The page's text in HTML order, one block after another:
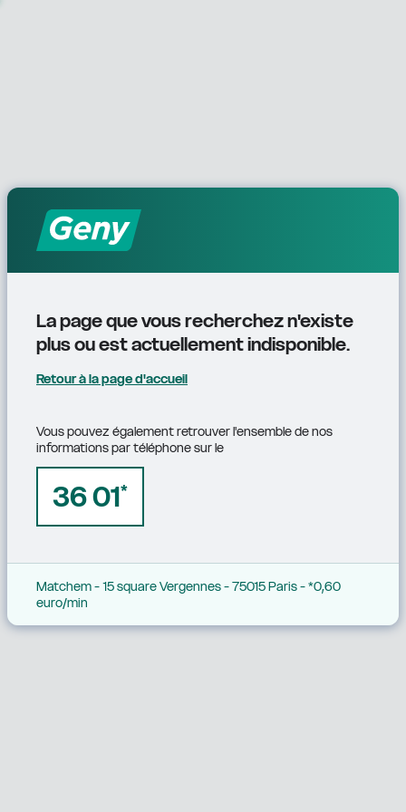
La page que vous recherchez n'existe
plus ou est actuellement indisponible.
Retour à la page d'accueil
Vous pouvez également retrouver l'ensemble de nos
informations par téléphone sur le
36 01*
Matchem - 15 square Vergennes - 75015 Paris - *0,60
euro/min